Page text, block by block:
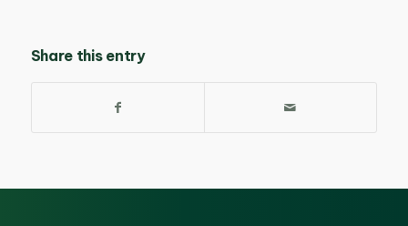
Share this entry